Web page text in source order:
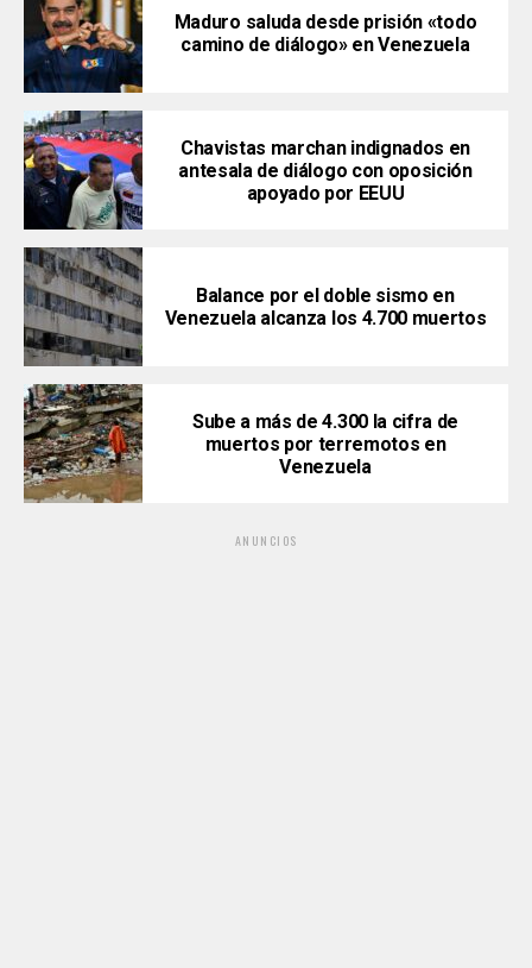
Maduro saluda desde prisión «todo
camino de diálogo» en Venezuela
Chavistas marchan indignados en
antesala de diálogo con oposición
apoyado por EEUU
Balance por el doble sismo en
Venezuela alcanza los 4.700 muertos
Sube a más de 4.300 la cifra de
muertos por terremotos en
Venezuela
ANUNCIOS